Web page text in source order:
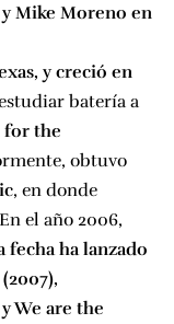
Mike Moreno en
y creció en
batería a
for the
obtuvo
, en donde
el año 2006,
fecha ha lanzado
We are the